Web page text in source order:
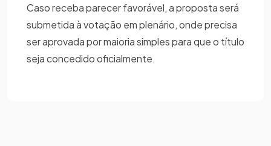
Caso receba parecer favorável, a proposta será
submetida à votação em plenário, onde precisa
ser aprovada por maioria simples para que o título
seja concedido oficialmente.